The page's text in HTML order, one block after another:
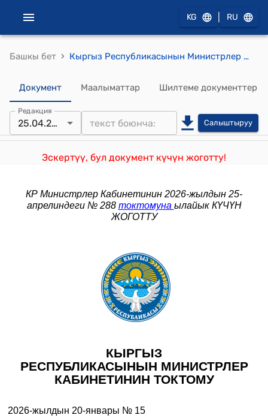
KG RU
Башкы бет › Кыргыз Республикасынын Министрлер Кабинетинин 2026-жылдын 20-январы № 15 "Кыргыз Республикасынын Министрлер Кабинетинин 2022-жылдын 30-мартындагы № 184 “Кыргыз Республикасынын калкын социалдык камсыздоо системасынын кызматкерлерине эмгек акы төлөөнүн шарттары жөнүндө” токтомуна өзгөртүү киргизүү тууралуу" токтому
Документ Маалыматтар Шилтеме документтер
Редакция
25.04.2026 Салыштыруу
Эскертүү, бул документ күчүн жоготту!